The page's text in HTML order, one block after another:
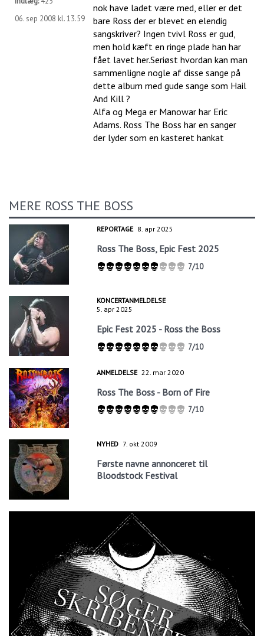
06. sep 2008 kl. 13.59
nok have ladet være med, eller er det
bare Ross der er blevet en elendig
sangskriver? Ingen tvivl Ross er gud,
men hold kæft en ringe plade han har
fået lavet her.Seriøst hvordan kan man
sammenligne nogle af disse sange på
dette album med gude sange som Hail
And Kill ?
Alfa og Mega er Manowar har Eric
Adams. Ross The Boss har en sanger
der lyder som en kasteret hankat
MERE ROSS THE BOSS
REPORTAGE 8. apr 2025
Ross The Boss, Epic Fest 2025
7/10
KONCERTANMELDELSE
5. apr 2025
Epic Fest 2025 - Ross the Boss
7/10
ANMELDELSE 22. mar 2020
Ross The Boss - Born of Fire
7/10
NYHED 7. okt 2009
Første navne annonceret til
Bloodstock Festival